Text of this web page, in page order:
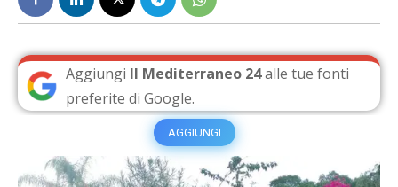
Aggiungi Il Mediterraneo 24alle tue fonti
preferite di Google.
AGGIUNGI